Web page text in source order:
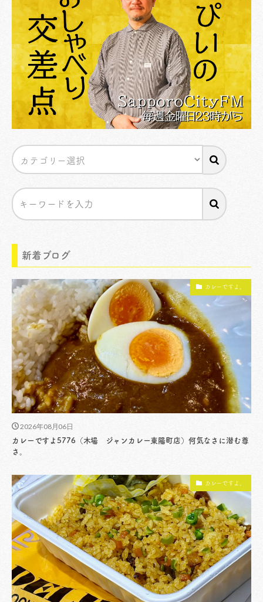
新着ブログ
カレーですよ。
2026年08月06日
カレーですよ5776（木場 ジャンカレー東陽町店）何気なさに潜む尊
さ。
カレーですよ。